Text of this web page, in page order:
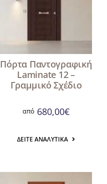
Πόρτα Παντογραφική
Laminate 12 –
Γραμμικό Σχέδιο
από 680,00€
ΔΕΊΤΕ ΑΝΑΛΥΤΙΚΆ